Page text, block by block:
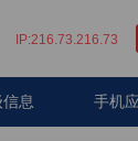
IP:216.73.216.73
息 手机